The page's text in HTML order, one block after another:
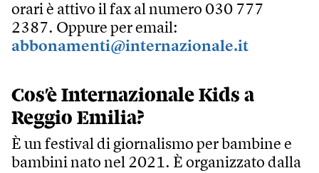
orari è attivo il fax al numero 030 777
2387. Oppure per email:
abbonamenti@internazionale.it
Cos’è Internazionale Kids a
Reggio Emilia?
È un festival di giornalismo per bambine e
bambini nato nel 2021. È organizzato dalla